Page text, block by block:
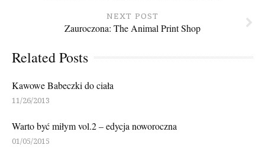
NEXT POST
Zauroczona: The Animal Print Shop
Related Posts
Kawowe Babeczki do ciała
11/26/2013
Warto być miłym vol.2 – edycja noworoczna
01/05/2015